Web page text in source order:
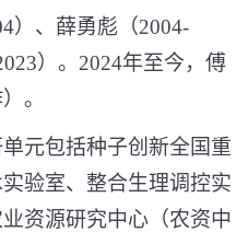
）、薛勇彪（2004-
）。 2024年至今，傅
。
元包括种子创新全国重
验室、整合生理调控实
资源研究中心（农资中